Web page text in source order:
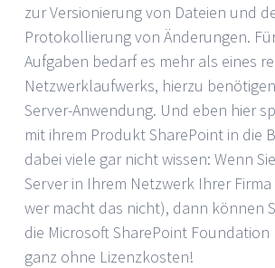
zur Versionierung von Dateien und
Protokollierung von Änderungen.
Aufgaben bedarf es mehr als eines
Netzwerklaufwerks, hierzu
Server-Anwendung. Und eben hier
mit ihrem Produkt SharePoint in die
dabei viele gar nicht wissen: Wenn
Server in Ihrem Netzwerk Ihrer
wer macht das nicht), dann können
die Microsoft SharePoint
ganz ohne Lizenzkosten!